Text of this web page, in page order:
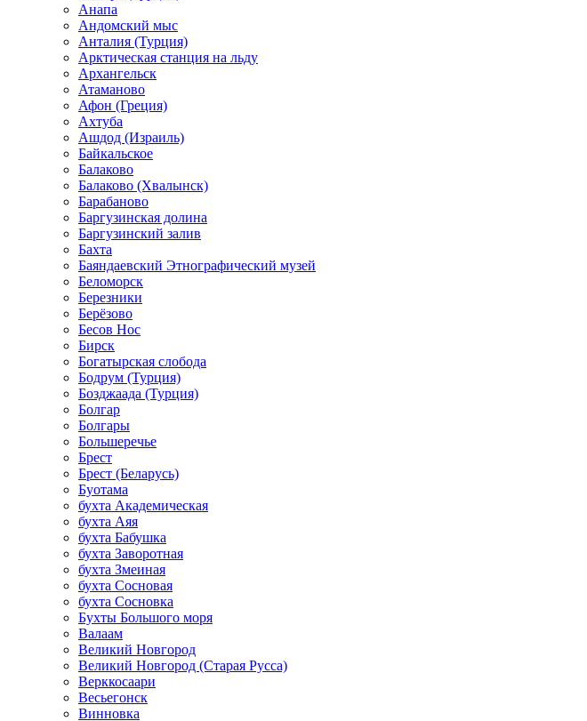
Анапа
Андомский мыс
Анталия (Турция)
Арктическая станция на льду
Архангельск
Атаманово
Афон (Греция)
Ахтуба
Ашдод (Израиль)
Байкальское
Балаково
Балаково (Хвалынск)
Барабаново
Баргузинская долина
Баргузинский залив
Бахта
Баяндаевский Этнографический музей
Беломорск
Березники
Берёзово
Бесов Нос
Бирск
Богатырская слобода
Бодрум (Турция)
Бозджаада (Турция)
Болгар
Болгары
Большеречье
Брест
Брест (Беларусь)
Буотама
бухта Академическая
бухта Аяя
бухта Бабушка
бухта Заворотная
бухта Змеиная
бухта Сосновая
бухта Сосновка
Бухты Большого моря
Валаам
Великий Новгород
Великий Новгород (Старая Русса)
Верккосаари
Весьегонск
Винновка